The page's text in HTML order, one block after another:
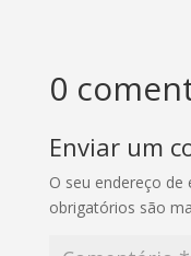
0
Enviar um
O seu endereço de
obrigatórios são